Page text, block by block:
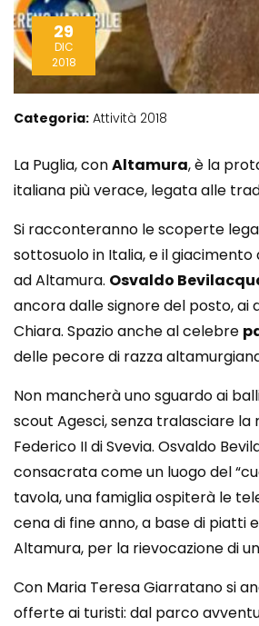
29
DIC
2018
Categoria: Attività 2018
La Puglia, conAltamura, è la
italiana più verace, legata alle
Si racconteranno le scoperte
sottosuolo in Italia, e il
ad Altamura. Osvaldo
ancora dalle signore del posto, ai
Chiara. Spazio anche al celebre
delle pecore di razza
Non mancherà uno sguardo ai
scout Agesci, senza tralasciare
Federico II di Svevia. Osvaldo
consacrata come un luogo del
tavola, una famiglia ospiterà le
cena di fine anno, a base di piatti
Altamura, per la rievocazione di
Con Maria Teresa Giarratano si
offerte ai turisti: dal parco